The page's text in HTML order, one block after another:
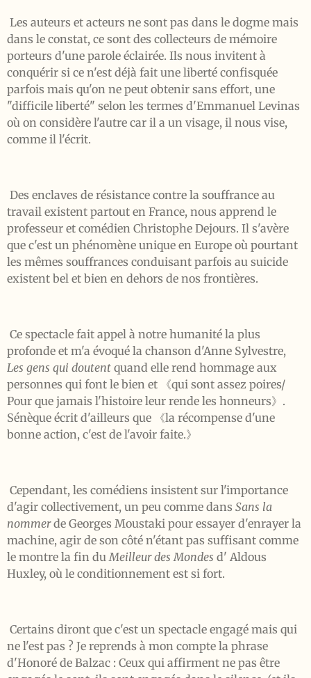
Les auteurs et acteurs ne sont pas dans le dogme mais
dans le constat, ce sont des collecteurs de mémoire
porteurs d'une parole éclairée. Ils nous invitent à
conquérir si ce n'est déjà fait une liberté confisquée
parfois mais qu'on ne peut obtenir sans effort, une
"difficile liberté" selon les termes d'Emmanuel Levinas
où on considère l'autre car il a un visage, il nous vise,
comme il l'écrit.
Des enclaves de résistance contre la souffrance au
travail existent partout en France, nous apprend le
professeur et comédien Christophe Dejours. Il s'avère
que c'est un phénomène unique en Europe où pourtant
les mêmes souffrances conduisant parfois au suicide
existent bel et bien en dehors de nos frontières.
Ce spectacle fait appel à notre humanité la plus
profonde et m'a évoqué la chanson d'Anne Sylvestre,
Les gens qui doutent quand elle rend hommage aux
personnes qui font le bien et 《qui sont assez poires/
Pour que jamais l'histoire leur rende les honneurs》.
Sénèque écrit d'ailleurs que 《la récompense d'une
bonne action, c'est de l'avoir faite.》
Cependant, les comédiens insistent sur l'importance
d'agir collectivement, un peu comme dans Sans la
nommerde Georges Moustaki pour essayer d'enrayer la
machine, agir de son côté n'étant pas suffisant comme
le montre la fin duMeilleur des Mondes d' Aldous
Huxley, où le conditionnement est si fort.
Certains diront que c'est un spectacle engagé mais qui
ne l'est pas ? Je reprends à mon compte la phrase
d'Honoré de Balzac : Ceux qui affirment ne pas être